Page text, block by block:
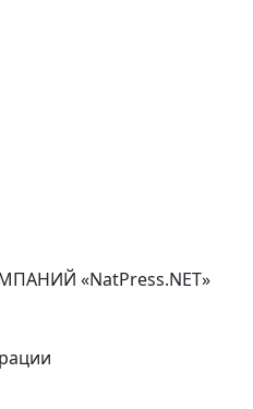
«NatPress.NET»